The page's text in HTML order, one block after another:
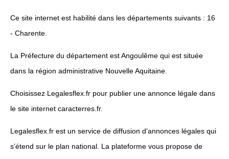
Ce site internet est habilité dans les départements suivants : 16
- Charente.
La Préfecture du département est Angoulême qui est située
dans la région administrative Nouvelle Aquitaine.
Choisissez Legalesflex.fr pour publier une annonce légale dans
le site internet caracterres.fr.
Legalesflex.fr est un service de diffusion d’annonces légales qui
s’étend sur le plan national. La plateforme vous propose de